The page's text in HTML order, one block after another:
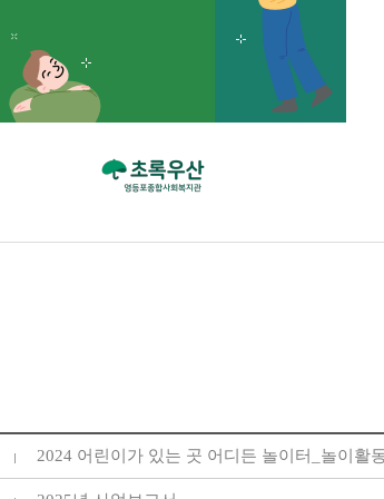
2024 어린이가 있는 곳 어디든 놀이터_놀이활